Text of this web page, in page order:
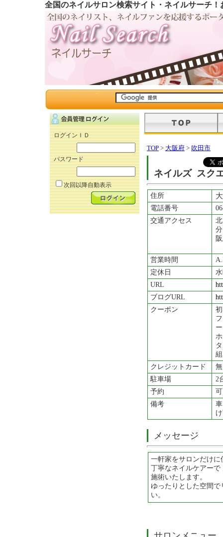
全国のネイルサロン検索サイト・ネイルサーチ
ログインＩＤ
パスワード
次回以降自動表示
TOP > 大阪府 > 吹田市
ネイルズ スク
住所
電話番号
交通アクセス
分
営業時間
定休日
URL
ブログURL
クーポン
クレジットカード
駐車場
2
予約
可
備考
メッセージ
一軒家をサロンだけ
丁寧なネイルケアー
施術いたします。
ゆったりとした空間
い。